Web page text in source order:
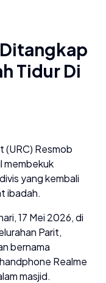
Tidur Di
(URC) Resmob
membekuk
yang kembali
ibadah.
17 Mei 2026, di
Parit,
bernama
Realme
masjid.